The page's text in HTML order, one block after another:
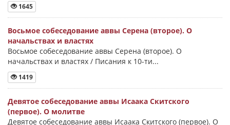
1645
Восьмое собеседование аввы Серена (второе). О
начальствах и властях
Восьмое собеседование аввы Серена (второе). О
начальствах и властях / Писания к 10-ти...
1419
Девятое собеседование аввы Исаака Скитского
(первое). О молитве
Девятое собеседование аввы Исаака Скитского (первое). О